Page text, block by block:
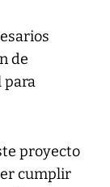
de
para
proyecto
cumplir